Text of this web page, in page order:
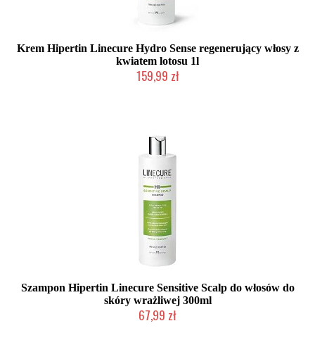
Krem Hipertin Linecure Hydro Sense regenerujący włosy z
kwiatem lotosu 1l
159,99 zł
Szampon Hipertin Linecure Sensitive Scalp do włosów do
skóry wrażliwej 300ml
67,99 zł